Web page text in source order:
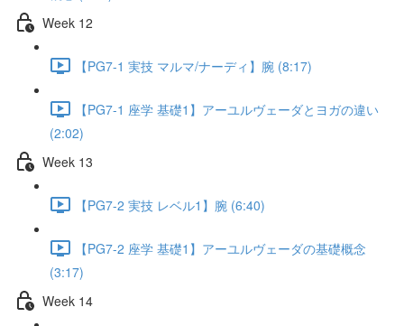
Week 12
【PG7-1 実技 マルマ/ナーディ】腕 (8:17)
【PG7-1 座学 基礎1】アーユルヴェーダとヨガの違い
(2:02)
Week 13
【PG7-2 実技 レベル1】腕 (6:40)
【PG7-2 座学 基礎1】アーユルヴェーダの基礎概念
(3:17)
Week 14